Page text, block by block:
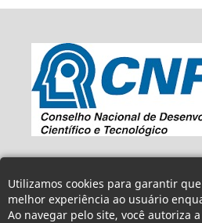
Utilizamos cookies para garantir
melhor experiência ao usuário
Ao navegar pelo site, você autoriza